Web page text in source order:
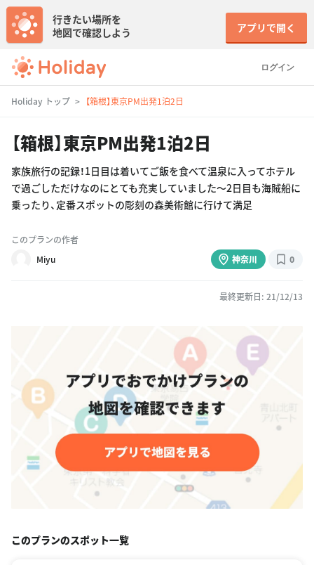
ログイン
行きたい場所を
地図で確認しよう
アプリで開く
Holiday トップ 【箱根】東京PM出発1泊2日
【箱根】東京PM出発1泊2日
家族旅行の記録！1日目は着いてご飯を食べて温泉に入ってホテル
で過ごしただけなのにとても充実していました〜2日目も海賊船に
乗ったり、定番スポットの彫刻の森美術館に行けて満足
このプランの作者
Miyu
神奈川 0
最終更新日: 21/12/13
このプランのスポット一覧